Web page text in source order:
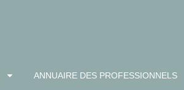
ANNUAIRE DES PROFESSIONNELS